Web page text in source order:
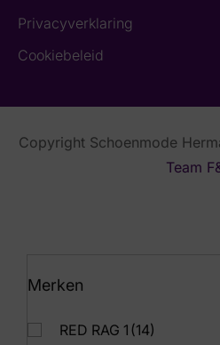
Merken
RED RAG 1 (14)
Privacyverklaring
Cookiebeleid
Copyright Schoenmode
Team